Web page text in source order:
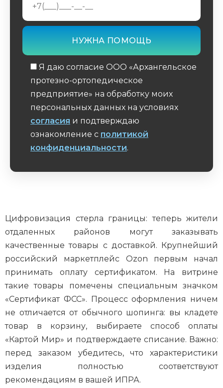
Я даю согласие ООО «Архангельское
протезно-ортопедическое
предприятие» на обработку моих
персональных данных на условиях
согласия и подтверждаю
ознакомление с политикой
конфиденциальности.
Цифровизация стерла границы: теперь жители
отдаленных районов могут заказывать
качественные товары с доставкой. Крупнейший
российский маркетплейс Ozon первым начал
принимать оплату сертификатом. На витрине
такие товары помечены специальным значком
«Сертификат ФСС». Процесс оформления ничем
не отличается от обычного шопинга: вы кладете
товар в корзину, выбираете способ оплаты
«Картой Мир» и подтверждаете списание. Важно:
перед заказом убедитесь, что характеристики
изделия полностью соответствуют
рекомендациям в вашей ИПРА.